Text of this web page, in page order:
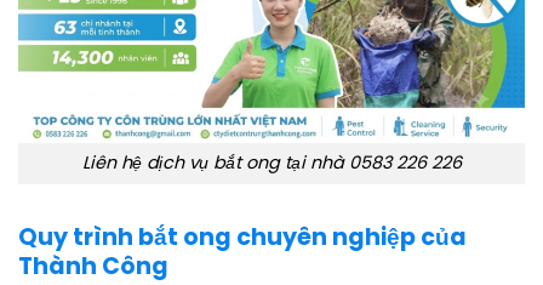
Liên hệ dịch vụ bắt ong tại nhà 0583 226 226
Quy trình bắt ong chuyên nghiệp của
Thành Công